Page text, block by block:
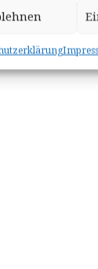
geeignet.
wird um eine
gebeten.